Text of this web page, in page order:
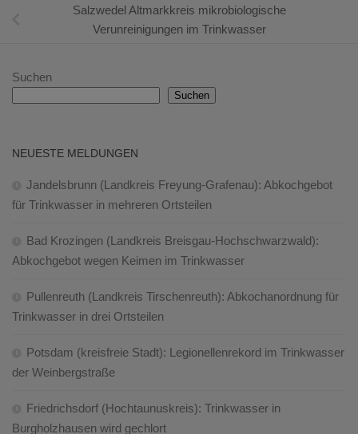
Salzwedel Altmarkkreis mikrobiologische
Verunreinigungen im Trinkwasser
Suchen
Suchen
NEUESTE MELDUNGEN
Jandelsbrunn (Landkreis Freyung-Grafenau): Abkochgebot
für Trinkwasser in mehreren Ortsteilen
Bad Krozingen (Landkreis Breisgau-Hochschwarzwald):
Abkochgebot wegen Keimen im Trinkwasser
Pullenreuth (Landkreis Tirschenreuth): Abkochanordnung für
Trinkwasser in drei Ortsteilen
Potsdam (kreisfreie Stadt): Legionellenrekord im Trinkwasser
der Weinbergstraße
Friedrichsdorf (Hochtaunuskreis): Trinkwasser in
Burgholzhausen wird gechlort